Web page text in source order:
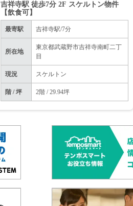
吉祥寺駅 徒歩7分 2F スケルトン物件
【飲食可】
最寄駅 吉祥寺駅/7分
所在地
東京都武蔵野市吉祥寺南町二丁
目
現況 スケルトン
階 / 坪 2階 / 29.94坪